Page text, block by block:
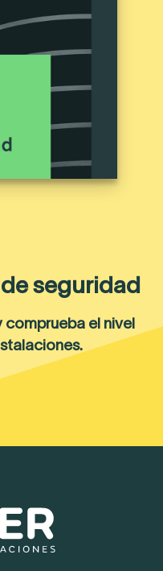
seguridad
comprueba el nivel